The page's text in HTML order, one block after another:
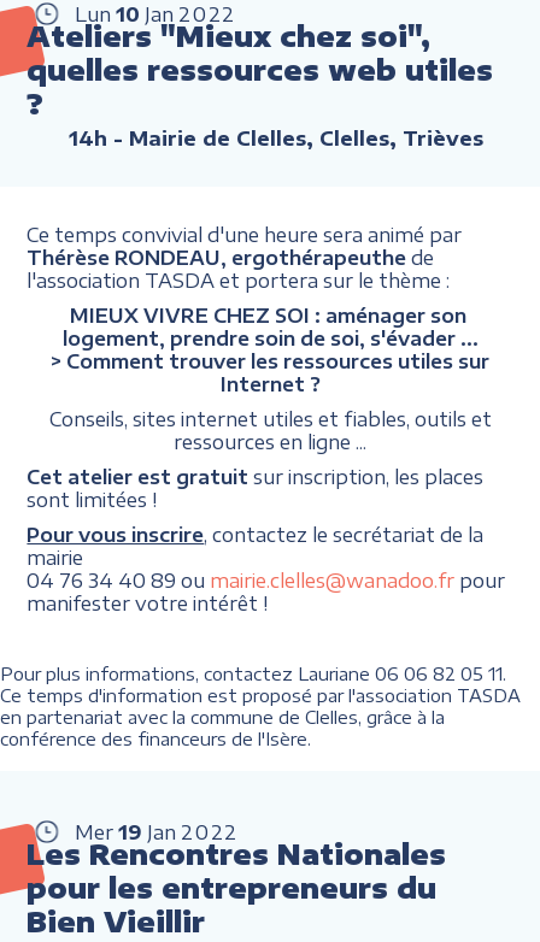
Lun 10 Jan 2022
Ateliers "Mieux chez soi",
quelles ressources web utiles
?
14h - Mairie de Clelles, Clelles, Trièves
Ce temps convivial d'une heure sera animé par
Thérèse RONDEAU, ergothérapeuthe de
l'association TASDA et portera sur le thème :
MIEUX VIVRE CHEZ SOI : aménager son
logement, prendre soin de soi, s'évader ...
> Comment trouver les ressources utiles sur
Internet ?
Conseils, sites internet utiles et fiables, outils et
ressources en ligne ...
Cet atelier est gratuit sur inscription, les places
sont limitées !
Pour vous inscrire , contactez le secrétariat de la
mairie
04 76 34 40 89 ou mairie.clelles@wanadoo.fr pour
manifester votre intérêt !
Pour plus informations, contactez Lauriane 06 06 82 05 11.
Ce temps d'information est proposé par l'association TASDA
en partenariat avec la commune de Clelles, grâce à la
conférence des financeurs de l'Isère.
Mer 19 Jan 2022
Les Rencontres Nationales
pour les entrepreneurs du
Bien Vieillir